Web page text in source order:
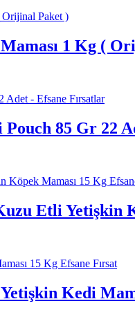
1 Kg (
85 Gr 22
Etli Yetişkin
Kedi